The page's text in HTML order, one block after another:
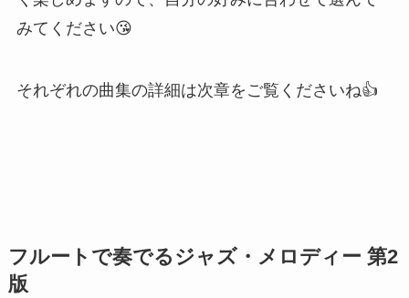
みてください😘
それぞれの曲集の詳細は次章をご覧くださいね👍
フルートで奏でるジャズ・メロディー 第2
版